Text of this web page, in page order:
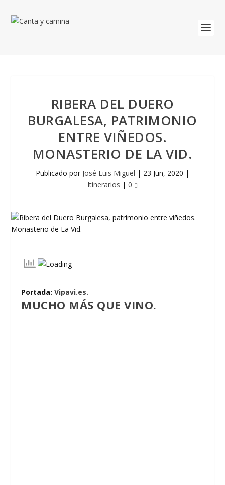
RIBERA DEL DUERO
BURGALESA, PATRIMONIO
ENTRE VIÑEDOS.
MONASTERIO DE LA VID.
Publicado por José Luis Miguel | 23 Jun, 2020 |
Itinerarios | 0
Portada:Vipavi.es.
MUCHO MÁS QUE VINO.